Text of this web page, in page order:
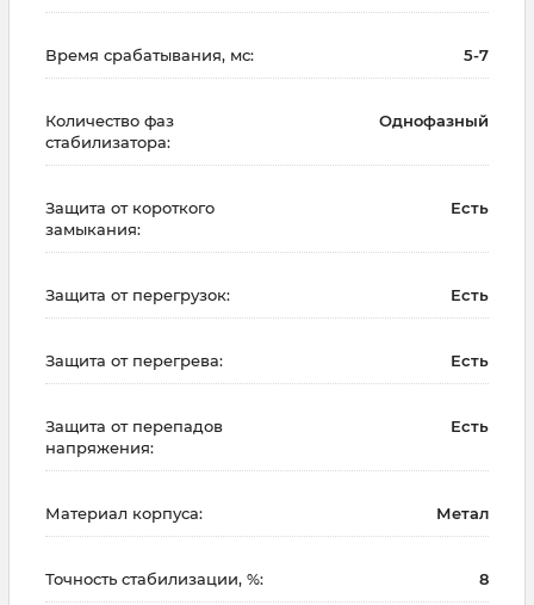
Время срабатывания, мс: 5-7
Количество фаз
стабилизатора:
Однофазный
Защита от короткого
замыкания:
Есть
Защита от перегрузок: Есть
Защита от перегрева: Есть
Защита от перепадов
напряжения:
Есть
Материал корпуса: Метал
Точность стабилизации, %: 8